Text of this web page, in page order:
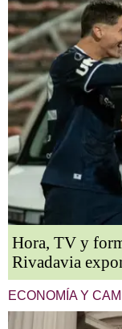
Hora, TV y
Rivadavia
ECONOMÍA Y